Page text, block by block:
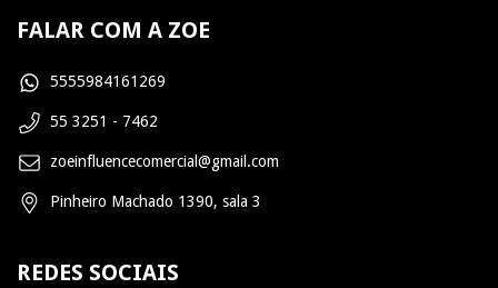
FALAR COM A ZOE
5555984161269
55 3251 - 7462
zoeinfluencecomercial@gmail.com
Pinheiro Machado 1390, sala 3
REDES SOCIAIS